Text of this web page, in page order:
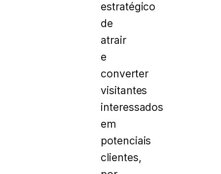
estratégico
de
atrair
e
converter
visitantes
interessados
em
potenciais
clientes,